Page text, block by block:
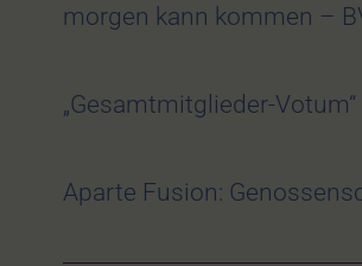
morgen kann kommen –
„Gesamtmitglieder-
Aparte Fusion: